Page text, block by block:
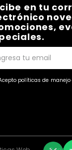
en tu
políticas de manejo